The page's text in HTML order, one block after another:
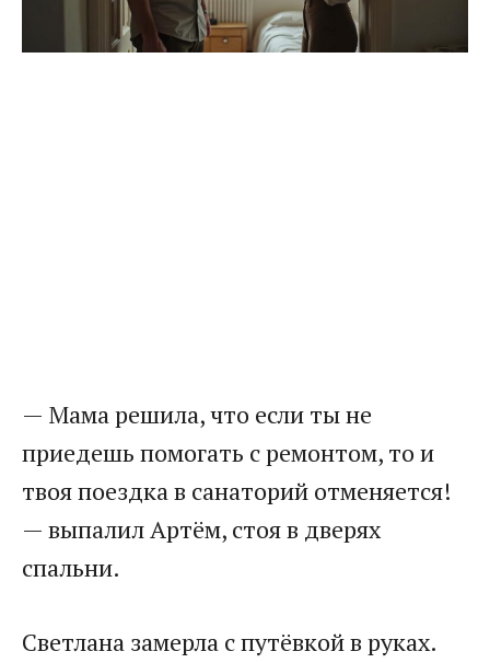
— Мама решила, что если ты не
приедешь помогать с ремонтом, то и
твоя поездка в санаторий отменяется!
— выпалил Артём, стоя в дверях
спальни.
Светлана замерла с путёвкой в руках.